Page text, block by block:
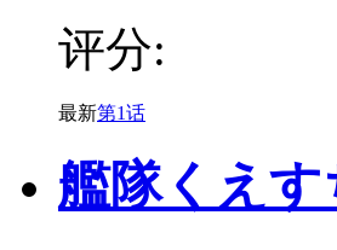
评分:
最新第1话
艦隊くえす